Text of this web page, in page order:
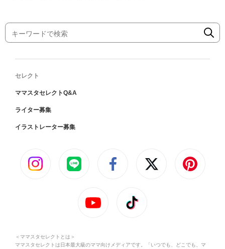
セレクト
ママスタセレクトQ&A
ライター募集
イラストレーター募集
＜ママスタセレクトとは＞
ママスタセレクトは日本最大級のママ向けメディアです。「いつでも、どこでも、マ